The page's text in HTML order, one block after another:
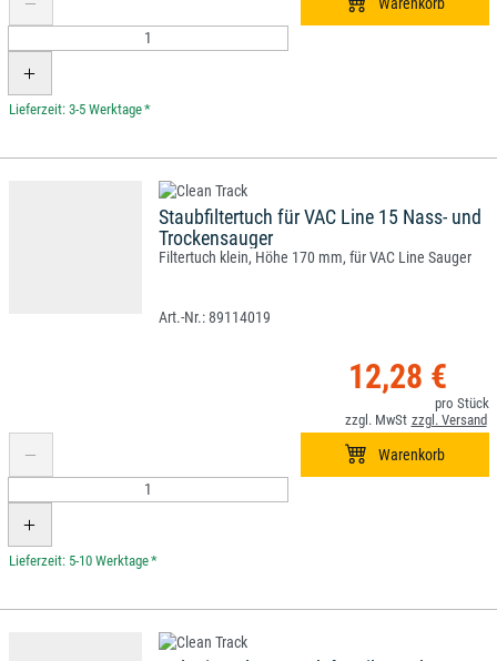
*
Staubfiltertuch für VAC Line 15 Nass- und
Trockensauger
Filtertuch klein, Höhe 170 mm, für VAC Line Sauger
89114019
12,28 €
*